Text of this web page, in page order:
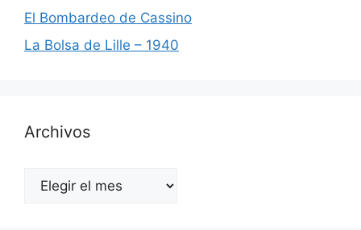
El Bombardeo de Cassino
La Bolsa de Lille – 1940
Archivos
Archivos